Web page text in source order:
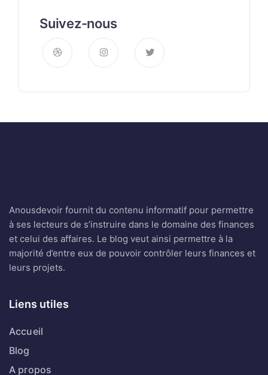
Suivez-nous
Anousdevoir fournit du contenu informatif pour permettre
à ses lecteurs de s’instruire dans le domaine des finances
et celui des affaires. Le blog veut ainsi permettre à la
majorité d’entre eux de pouvoir contrôler leurs finances et
leurs projets.
Liens utiles
Accueil
Blog
A propos